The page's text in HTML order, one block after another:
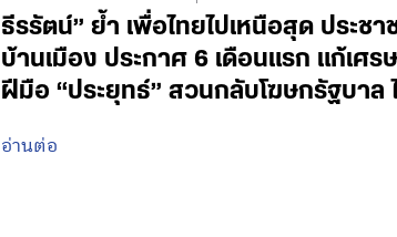
ธีรรัตน์” ย้ำ เพื่อไทยไปเหนือสุด ประ
บ้านเมือง ประกาศ 6 เดือนแรก แก้เ
ฝีมือ “ประยุทธ์” สวนกลับโฆษกรัฐบาล
อ่านต่อ